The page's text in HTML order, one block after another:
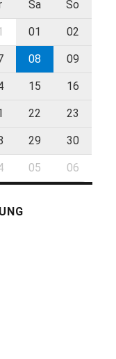
Sa So
01 02
08 09
15 16
22 23
29 30
05 06